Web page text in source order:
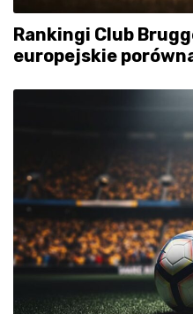
Rankingi Club
europejskie